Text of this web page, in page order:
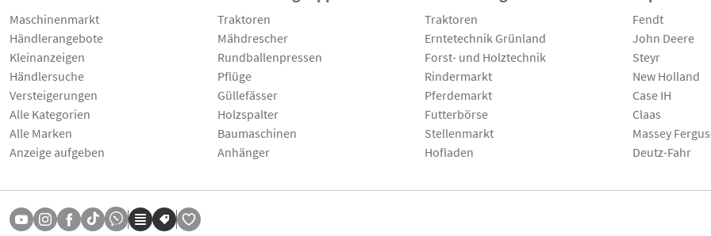
Maschinenmarkt
Händlerangebote
Kleinanzeigen
Händlersuche
Versteigerungen
Alle Kategorien
Alle Marken
Anzeige aufgeben
Traktoren
Mähdrescher
Rundballenpressen
Pflüge
Güllefässer
Holzspalter
Baumaschinen
Anhänger
Traktoren
Erntetechnik Grünland
Forst- und Holztechnik
Rindermarkt
Pferdemarkt
Futterbörse
Stellenmarkt
Hofladen
Fendt
John Deere
Steyr
New Holland
Case IH
Claas
Massey
Deutz-Fahr